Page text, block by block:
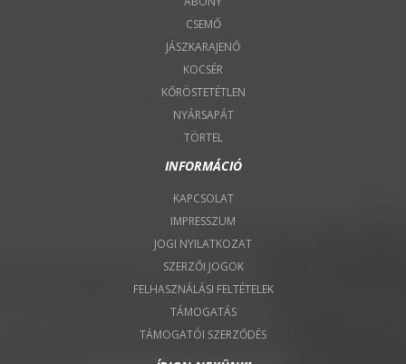
CSEMŐ
JÁSZKARAJENŐ
KOCSÉR
KŐRÖSTETÉTLEN
NYÁRSAPÁT
TÖRTEL
INFORMÁCIÓ
KAPCSOLAT
IMPRESSZUM
JOGI NYILATKOZAT
SZERZŐI JOGOK
FELHASZNÁLÁSI FELTÉTELEK
TÁMOGATÁS
TÁMOGATÓI SZERZŐDÉS